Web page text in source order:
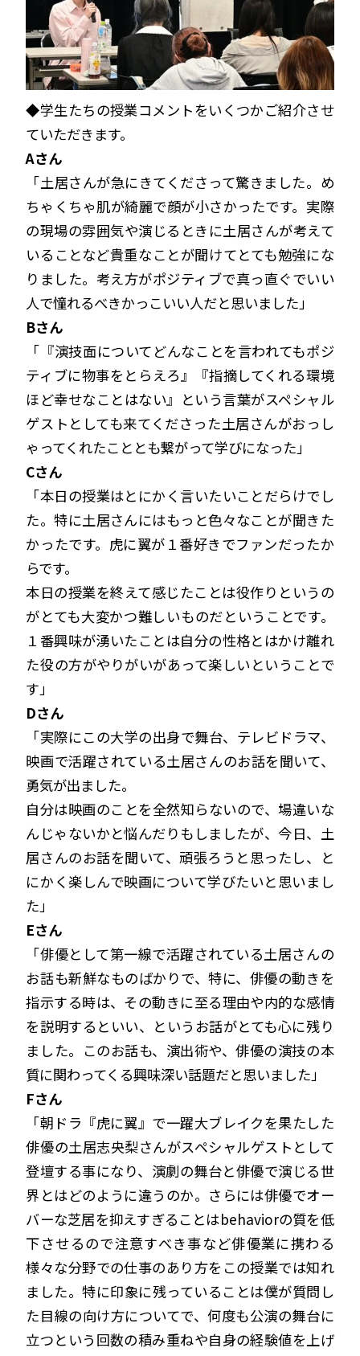
◆学生たちの授業コメントをいくつかご紹介させ
ていただきます。
Aさん
「土居さんが急にきてくださって驚きました。め
ちゃくちゃ肌が綺麗で顔が小さかったです。実際
の現場の雰囲気や演じるときに土居さんが考えて
いることなど貴重なことが聞けてとても勉強にな
りました。考え方がポジティブで真っ直ぐでいい
人で憧れるべきかっこいい人だと思いました」
Bさん
「『演技面についてどんなことを言われてもポジ
ティブに物事をとらえろ』『指摘してくれる環境
ほど幸せなことはない』という言葉がスペシャル
ゲストとしても来てくださった土居さんがおっし
ゃってくれたこととも繋がって学びになった」
Cさん
「本日の授業はとにかく言いたいことだらけでし
た。特に土居さんにはもっと色々なことが聞きた
かったです。虎に翼が１番好きでファンだったか
らです。
本日の授業を終えて感じたことは役作りというの
がとても大変かつ難しいものだということです。
１番興味が湧いたことは自分の性格とはかけ離れ
た役の方がやりがいがあって楽しいということで
す」
Dさん
「実際にこの大学の出身で舞台、テレビドラマ、
映画で活躍されている土居さんのお話を聞いて、
勇気が出ました。
自分は映画のことを全然知らないので、場違いな
んじゃないかと悩んだりもしましたが、今日、土
居さんのお話を聞いて、頑張ろうと思ったし、と
にかく楽しんで映画について学びたいと思いまし
た」
Eさん
「俳優として第一線で活躍されている土居さんの
お話も新鮮なものばかりで、特に、俳優の動きを
指示する時は、その動きに至る理由や内的な感情
を説明するといい、というお話がとても心に残り
ました。このお話も、演出術や、俳優の演技の本
質に関わってくる興味深い話題だと思いました」
Fさん
「朝ドラ『虎に翼』で一躍大ブレイクを果たした
俳優の土居志央梨さんがスペシャルゲストとして
登壇する事になり、演劇の舞台と俳優で演じる世
界とはどのように違うのか。さらには俳優でオー
バーな芝居を抑えすぎることはbehaviorの質を低
下させるので注意すべき事など俳優業に携わる
様々な分野での仕事のあり方をこの授業では知れ
ました。特に印象に残っていることは僕が質問し
た目線の向け方についてで、何度も公演の舞台に
立つという回数の積み重ねや自身の経験値を上げ